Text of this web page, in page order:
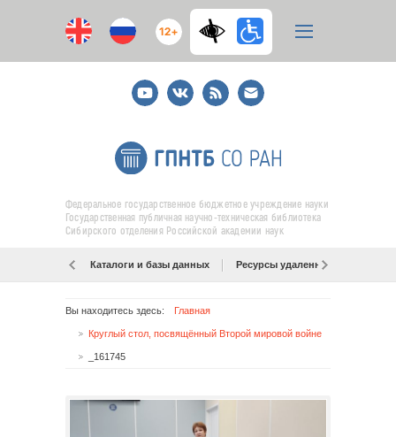
12+
YoutubeВКонтакте
RSS
E-
mail
подписка
Федеральное государственное бюджетное учреждение науки
Государственная публичная научно-техническая библиотека
Сибирского отделения Российской академии наук
Каталоги и базы данных Ресурсы удаленного доступа
Вы находитесь здесь: Главная
Круглый стол, посвящённый Второй мировой войне
_161745